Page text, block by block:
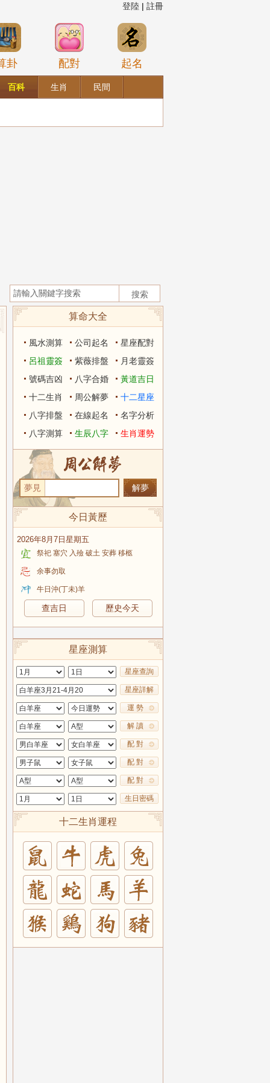
登陸 | 註冊
卦 配對 起名
百科 生肖 民間
算命大全
風水測算 公司起名
星座配對
呂祖靈簽
紫薇排盤
月老靈簽
號碼吉凶
八字合婚
黃道吉日
十二生肖
周公解夢
十二星座
八字排盤
在線起名
名字分析
八字測算
生辰八字 生肖運勢
夢見
今日黃歷
2026年8月7日星期五
祭祀 塞穴 入殮 破土 安葬 移柩
余事勿取
牛日沖(丁未)羊
查吉日 歷史今天
星座測算
星座查詢
星座詳解
運 勢
解 讀
配 對
配 對
配 對
生日密碼
十二生肖運程